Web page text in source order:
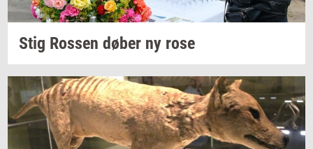
Stig Ros­sen døber ny rose